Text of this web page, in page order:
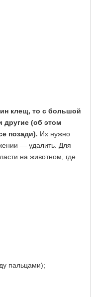
клещ, то с большой
другие (об этом
позади). Их нужно
— удалить. Для
на животном, где
пальцами);